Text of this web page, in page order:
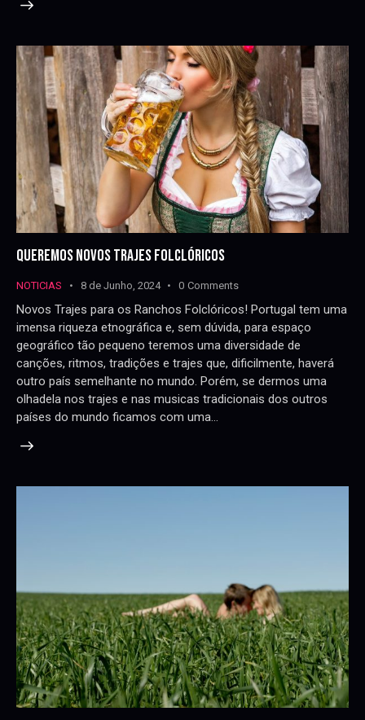
QUEREMOS NOVOS TRAJES FOLCLÓRICOS
NOTICIAS 8 de Junho, 2024 0 Comments
Novos Trajes para os Ranchos Folclóricos! Portugal tem uma
imensa riqueza etnográfica e, sem dúvida, para espaço
geográfico tão pequeno teremos uma diversidade de
canções, ritmos, tradições e trajes que, dificilmente, haverá
outro país semelhante no mundo. Porém, se dermos uma
olhadela nos trajes e nas musicas tradicionais dos outros
países do mundo ficamos com uma…